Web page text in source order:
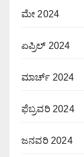
ಮೇ 2024
ಏಪ್ರಿಲ್ 2024
ಮಾರ್ಚ್ 2024
ಫೆಬ್ರವರಿ 2024
ಜನವರಿ 2024